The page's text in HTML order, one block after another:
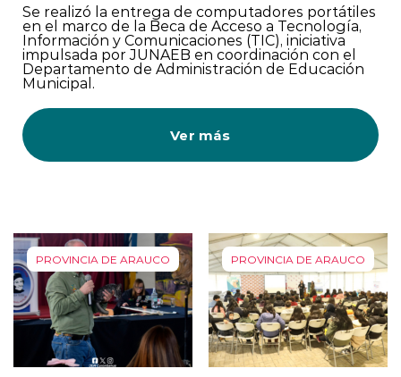
Se realizó la entrega de computadores portátiles
en el marco de la Beca de Acceso a Tecnología,
Información y Comunicaciones (TIC), iniciativa
impulsada por JUNAEB en coordinación con el
Departamento de Administración de Educación
Municipal.
Ver más
PROVINCIA DE ARAUCO PROVINCIA DE ARAUCO